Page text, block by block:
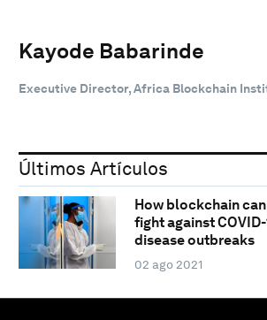
Kayode Babarinde
Executive Director, Africa Blockchain
Últimos Artículos
How blockchain
fight against
disease outbreaks
02 ago 2021